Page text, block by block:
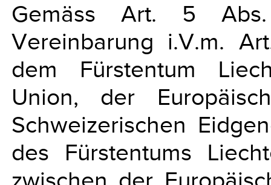
Gemäss Art. 5
Vereinbarung i.V.m.
dem Fürstentum
Union, der
Schweizerischen
des Fürstentums